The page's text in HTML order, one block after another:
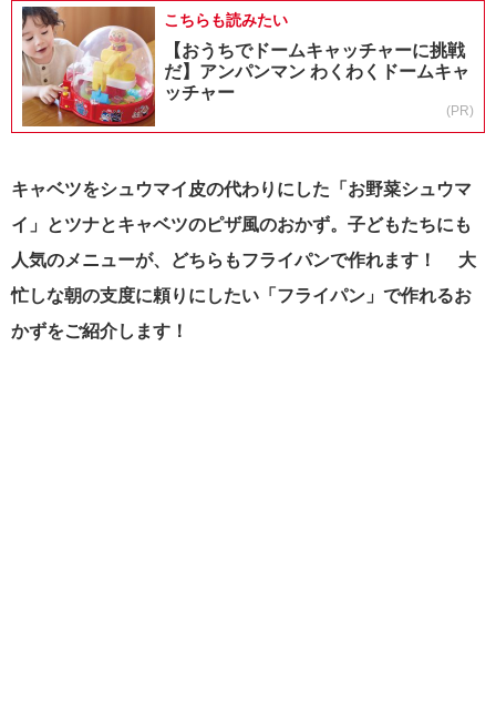
こちらも読みたい
【おうちでドームキャッチャーに挑戦
だ】アンパンマン わくわくドームキャ
ッチャー
(PR)
キャベツをシュウマイ皮の代わりにした「お野菜シュウマ
イ」とツナとキャベツのピザ風のおかず。子どもたちにも
人気のメニューが、どちらもフライパンで作れます！ 大
忙しな朝の支度に頼りにしたい「フライパン」で作れるお
かずをご紹介します！